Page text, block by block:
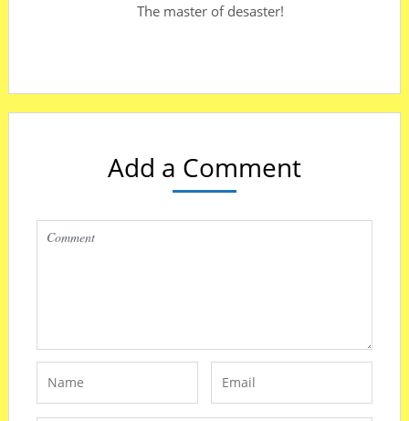
The master of desaster!
Add a Comment